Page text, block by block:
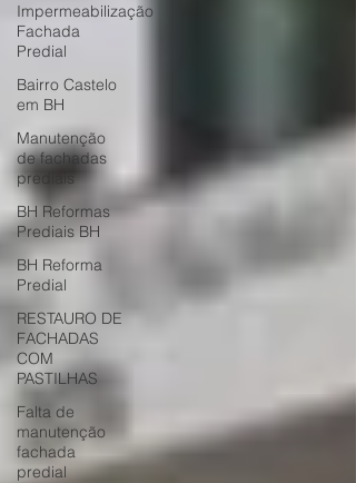
Impermeabilização
Fachada
Predial
Bairro Castelo
em BH
Manutenção
de fachadas
prediais
BH Reformas
Prediais BH
BH Reforma
Predial
RESTAURO DE
FACHADAS
COM
PASTILHAS
Falta de
manutenção
fachada
predial